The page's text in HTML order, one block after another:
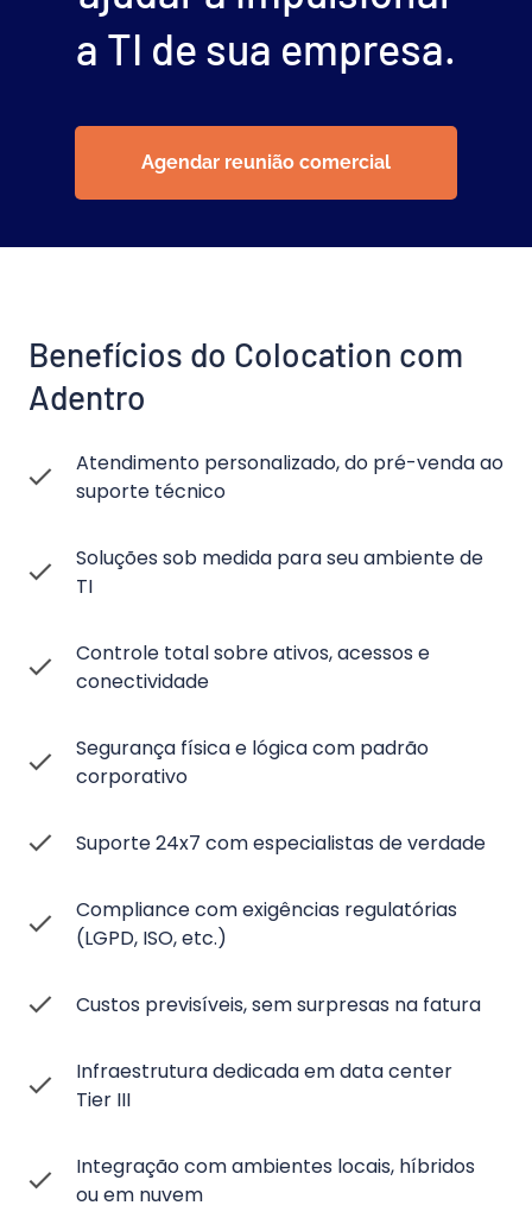
a TI de sua empresa.
Agendar reunião comercial
Benefícios do Colocation com
Adentro
Atendimento personalizado, do pré-venda ao
suporte técnico
Soluções sob medida para seu ambiente de
TI
Controle total sobre ativos, acessos e
conectividade
Segurança física e lógica com padrão
corporativo
Suporte 24x7 com especialistas de verdade
Compliance com exigências regulatórias
(LGPD, ISO, etc.)
Custos previsíveis, sem surpresas na fatura
Infraestrutura dedicada em data center
Tier III
Integração com ambientes locais, híbridos
ou em nuvem